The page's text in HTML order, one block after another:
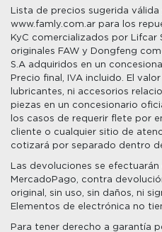
Lista de precios sugerida
www.famly.com.ar para los
KyC comercializados por Lifcar
originales FAW y Dongfeng
S.A adquiridos en un
Precio final, IVA incluido. El
lubricantes, ni accesorios
piezas en un concesionario
los casos de requerir flete por
cliente o cualquier sitio de
cotizará por separado dentro
Las devoluciones se
MercadoPago, contra
original, sin uso, sin daños, ni
Elementos de electrónica no
Para tener derecho a garantía